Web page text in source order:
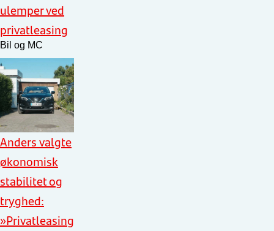
ulemper ved
privatleasing
Bil og MC
Anders valgte
økonomisk
stabilitet og
tryghed:
»Privatleasing